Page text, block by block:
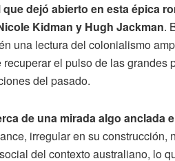
dejó abierto en esta épica
Kidman y Hugh Jackman.
una lectura del colonialismo
el pulso de las grandes
del pasado.
de una mirada algo anclada
irregular en su construcción,
del contexto australiano, lo